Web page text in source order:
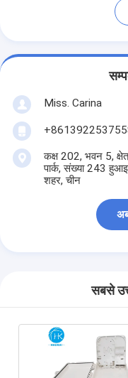
Miss. Carina
कक्ष 202, भवन 5,
पार्क, संख्या 243
शहर, चीन
सबसे